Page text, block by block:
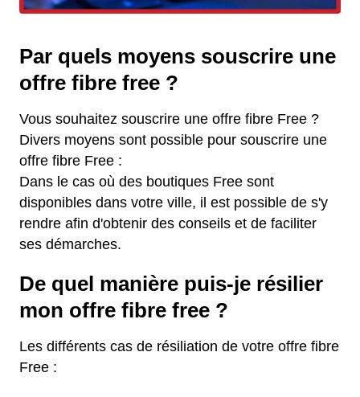
Par quels moyens souscrire une
offre fibre free ?
Vous souhaitez souscrire une offre fibre Free ?
Divers moyens sont possible pour souscrire une
offre fibre Free :
Dans le cas où des boutiques Free sont
disponibles dans votre ville, il est possible de s'y
rendre afin d'obtenir des conseils et de faciliter
ses démarches.
De quel manière puis-je résilier
mon offre fibre free ?
Les différents cas de résiliation de votre offre fibre
Free :